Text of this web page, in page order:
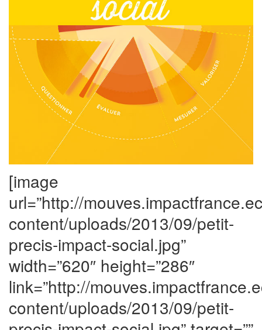
[image
url=”http://
content/uploads/2013/09/petit-
precis-impact-social.jpg”
width=”620″ height=”286″
link=”http://
content/uploads/2013/09/petit-